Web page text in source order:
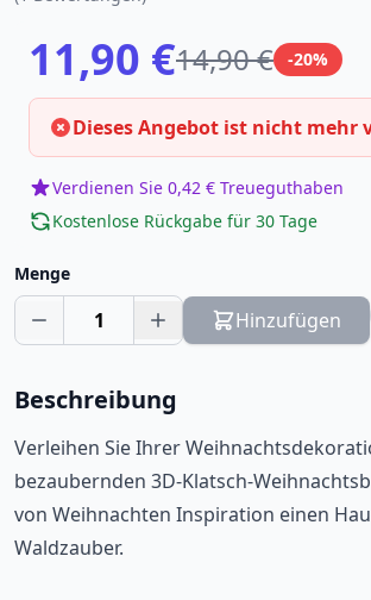
11,90 €14,90 € -20%
Dieses Angebot ist nicht mehr
Verdienen Sie 0,42 € Treueguthaben
Kostenlose Rückgabe für 30 Tage
Menge
1 Hinzufügen
Beschreibung
Verleihen Sie Ihrer
bezaubernden 3D-Klatsch-
von Weihnachten Inspiration einen
Waldzauber.